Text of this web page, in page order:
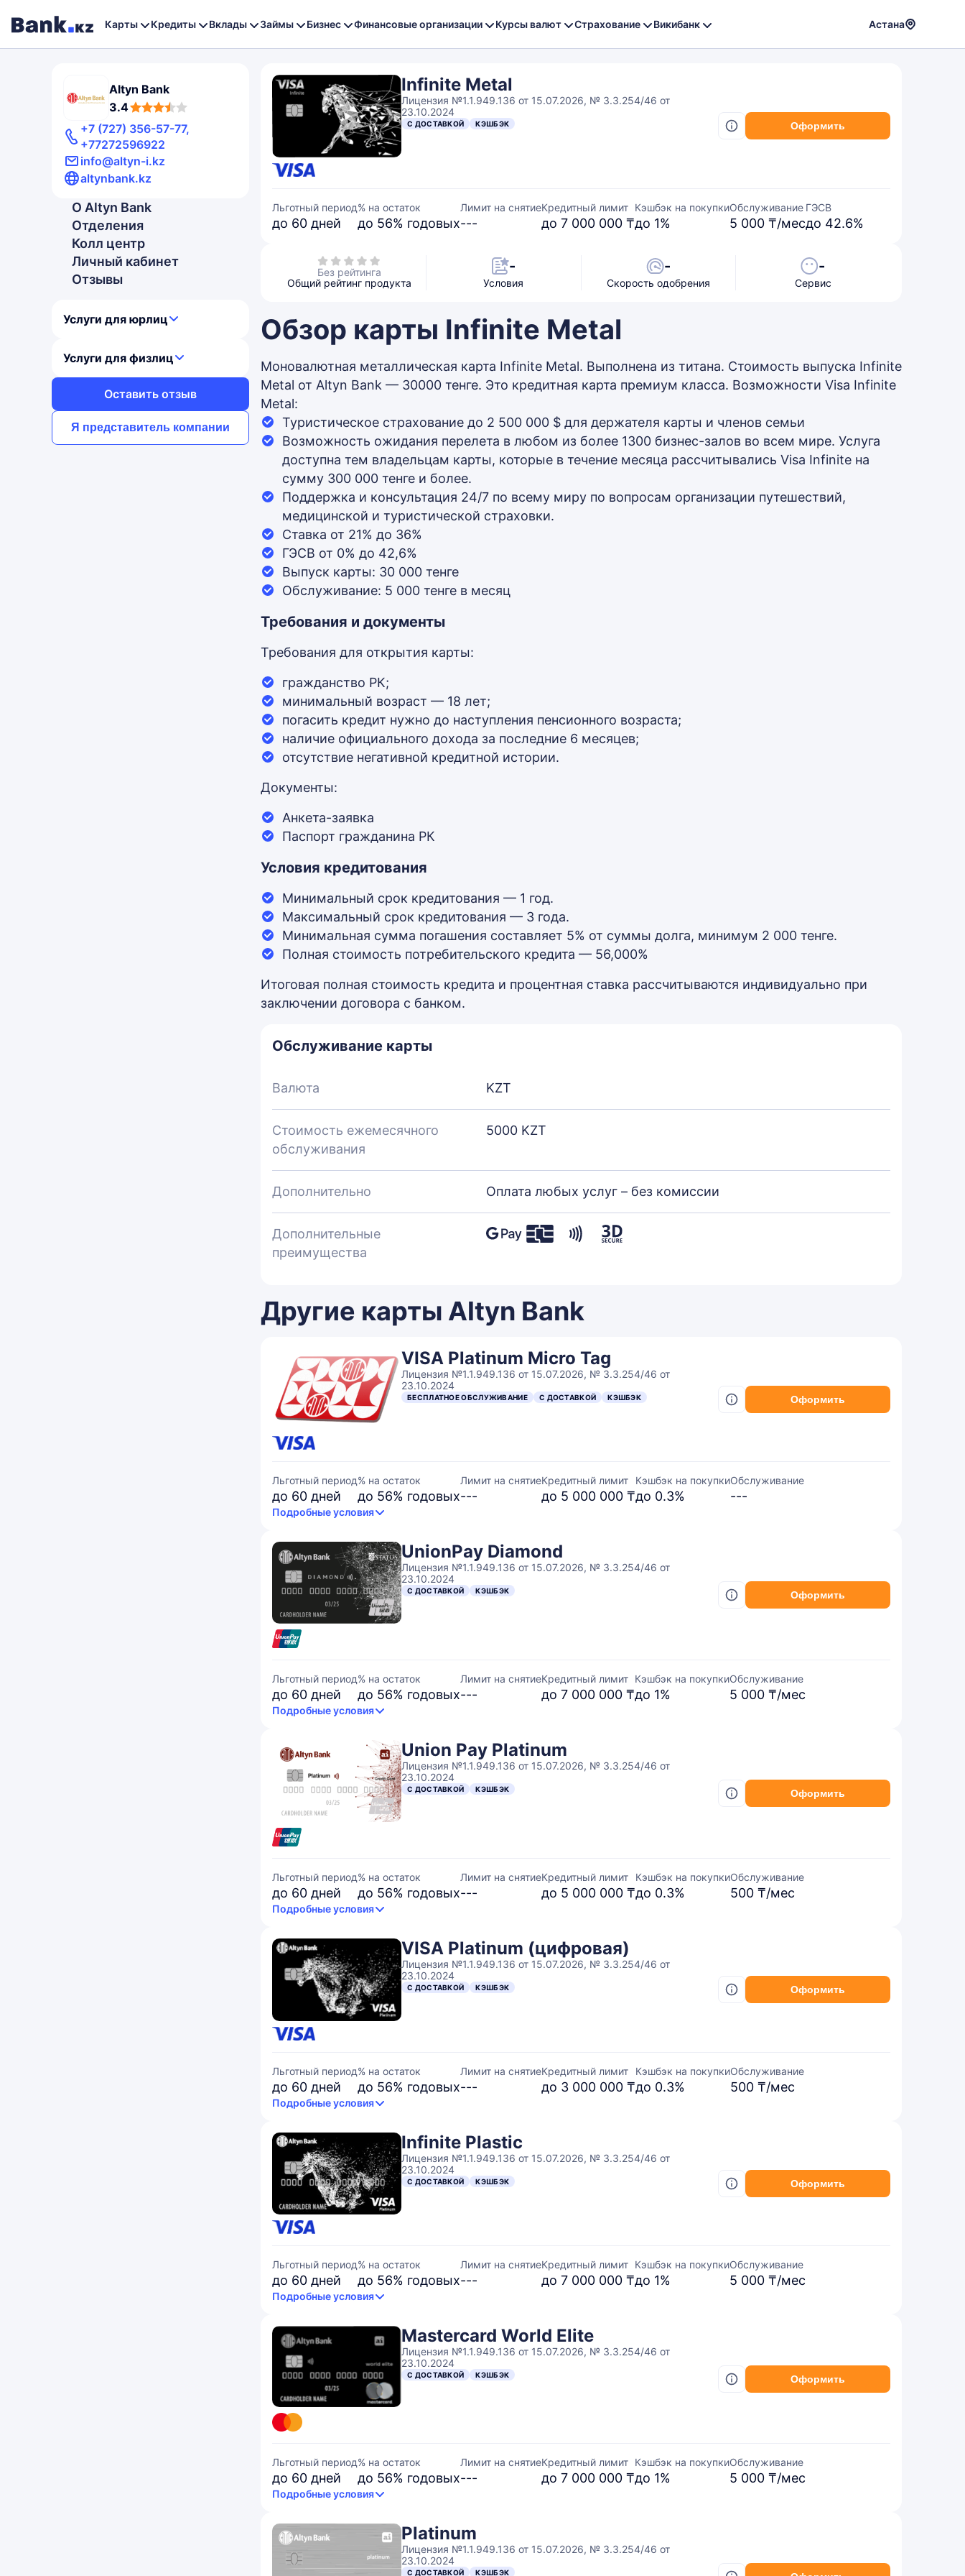
Карты Кредиты Вклады Займы Бизнес Финансовые организации Курсы валют Страхование Викибанк Астана
Altyn Bank
3.4
3,4
+7 (727) 356-57-77,
+77272596922
info@altyn-i.kz
altynbank.kz
О Altyn Bank
Отделения
Колл центр
Личный кабинет
Отзывы
Услуги для юрлиц
Услуги для физлиц
Оставить отзыв
Я представитель компании
Infinite Metal
Лицензия №1.1.949.136 от 15.07.2026, № 3.3.254/46 от
23.10.2024
С ДОСТАВКОЙ КЭШБЭК Оформить
Льготный период
до 60 дней
% на остаток
до 56% годовых
Лимит на снятие
---
Кредитный лимит
до 7 000 000 ₸
Кэшбэк на покупки
до 1%
Обслуживание
5 000 ₸/мес
ГЭСВ
до 42.6%
Без рейтинга
Общий рейтинг продукта
-
Условия
-
Скорость одобрения
-
Сервис
Обзор карты Infinite Metal
Моновалютная металлическая карта Infinite Metal. Выполнена из титана. Стоимость выпуска Infinite
Metal от Altyn Bank — 30000 тенге. Это кредитная карта премиум класса. Возможности Visa Infinite
Metal:
Туристическое страхование до 2 500 000 $ для держателя карты и членов семьи
Возможность ожидания перелета в любом из более 1300 бизнес-залов во всем мире. Услуга
доступна тем владельцам карты, которые в течение месяца рассчитывались Visa Infinite на
сумму 300 000 тенге и более.
Поддержка и консультация 24/7 по всему миру по вопросам организации путешествий,
медицинской и туристической страховки.
Ставка от 21% до 36%
ГЭСВ от 0% до 42,6%
Выпуск карты: 30 000 тенге
Обслуживание: 5 000 тенге в месяц
Требования и документы
Требования для открытия карты:
гражданство РК;
минимальный возраст — 18 лет;
погасить кредит нужно до наступления пенсионного возраста;
наличие официального дохода за последние 6 месяцев;
отсутствие негативной кредитной истории.
Документы:
Анкета-заявка
Паспорт гражданина РК
Условия кредитования
Минимальный срок кредитования — 1 год.
Максимальный срок кредитования — 3 года.
Минимальная сумма погашения составляет 5% от суммы долга, минимум 2 000 тенге.
Полная стоимость потребительского кредита — 56,000%
Итоговая полная стоимость кредита и процентная ставка рассчитываются индивидуально при
заключении договора с банком.
Обслуживание карты
Валюта KZT
Стоимость ежемесячного
обслуживания
5000 KZT
Дополнительно Оплата любых услуг – без комиссии
Дополнительные
преимущества
Другие карты Altyn Bank
VISA Platinum Micro Tag
Лицензия №1.1.949.136 от 15.07.2026, № 3.3.254/46 от
23.10.2024
БЕСПЛАТНОЕ ОБСЛУЖИВАНИЕ С ДОСТАВКОЙ КЭШБЭК Оформить
Льготный период
до 60 дней
% на остаток
до 56% годовых
Лимит на снятие
---
Кредитный лимит
до 5 000 000 ₸
Кэшбэк на покупки
до 0.3%
Обслуживание
---
Подробные условия
UnionPay Diamond
Лицензия №1.1.949.136 от 15.07.2026, № 3.3.254/46 от
23.10.2024
С ДОСТАВКОЙ КЭШБЭК Оформить
Льготный период
до 60 дней
% на остаток
до 56% годовых
Лимит на снятие
---
Кредитный лимит
до 7 000 000 ₸
Кэшбэк на покупки
до 1%
Обслуживание
5 000 ₸/мес
Подробные условия
Union Pay Platinum
Лицензия №1.1.949.136 от 15.07.2026, № 3.3.254/46 от
23.10.2024
С ДОСТАВКОЙ КЭШБЭК Оформить
Льготный период
до 60 дней
% на остаток
до 56% годовых
Лимит на снятие
---
Кредитный лимит
до 5 000 000 ₸
Кэшбэк на покупки
до 0.3%
Обслуживание
500 ₸/мес
Подробные условия
VISA Platinum (цифровая)
Лицензия №1.1.949.136 от 15.07.2026, № 3.3.254/46 от
23.10.2024
С ДОСТАВКОЙ КЭШБЭК Оформить
Льготный период
до 60 дней
% на остаток
до 56% годовых
Лимит на снятие
---
Кредитный лимит
до 3 000 000 ₸
Кэшбэк на покупки
до 0.3%
Обслуживание
500 ₸/мес
Подробные условия
Infinite Plastic
Лицензия №1.1.949.136 от 15.07.2026, № 3.3.254/46 от
23.10.2024
С ДОСТАВКОЙ КЭШБЭК Оформить
Льготный период
до 60 дней
% на остаток
до 56% годовых
Лимит на снятие
---
Кредитный лимит
до 7 000 000 ₸
Кэшбэк на покупки
до 1%
Обслуживание
5 000 ₸/мес
Подробные условия
Mastercard World Elite
Лицензия №1.1.949.136 от 15.07.2026, № 3.3.254/46 от
23.10.2024
С ДОСТАВКОЙ КЭШБЭК Оформить
Льготный период
до 60 дней
% на остаток
до 56% годовых
Лимит на снятие
---
Кредитный лимит
до 7 000 000 ₸
Кэшбэк на покупки
до 1%
Обслуживание
5 000 ₸/мес
Подробные условия
Platinum
Лицензия №1.1.949.136 от 15.07.2026, № 3.3.254/46 от
23.10.2024
С ДОСТАВКОЙ КЭШБЭК